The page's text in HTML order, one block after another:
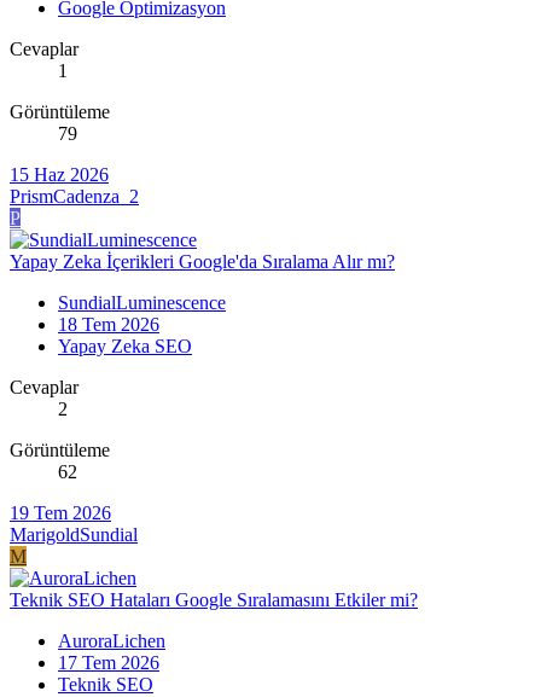
Google Optimizasyon
Cevaplar
1
Görüntüleme
79
15 Haz 2026
PrismCadenza_2
P
Yapay Zeka İçerikleri Google'da Sıralama Alır mı?
SundialLuminescence
18 Tem 2026
Yapay Zeka SEO
Cevaplar
2
Görüntüleme
62
19 Tem 2026
MarigoldSundial
M
Teknik SEO Hataları Google Sıralamasını Etkiler mi?
AuroraLichen
17 Tem 2026
Teknik SEO